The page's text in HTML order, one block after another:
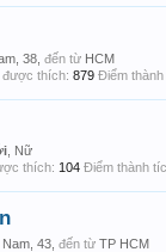
38, đến từ HCM
thích: 879 Điểm thành
, Nữ
thích: 104 Điểm thành
, Nam, 43, đến từ TP HCM